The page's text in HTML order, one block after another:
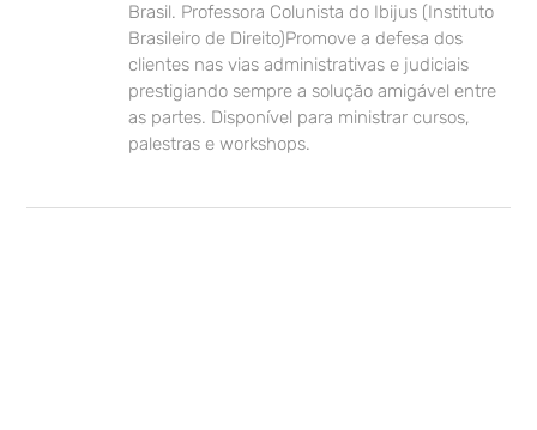
Brasil. Professora Colunista do Ibijus (Instituto
Brasileiro de Direito)Promove a defesa dos
clientes nas vias administrativas e judiciais
prestigiando sempre a solução amigável entre
as partes. Disponível para ministrar cursos,
palestras e workshops.